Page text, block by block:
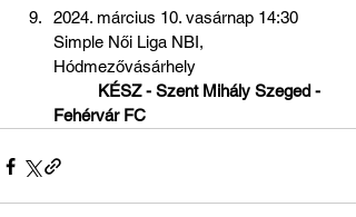
2024. március 10. vasárnap 14:30
Simple Női Liga NBI,
Hódmezővásárhely
          KÉSZ - Szent Mihály Szeged -
Fehérvár FC